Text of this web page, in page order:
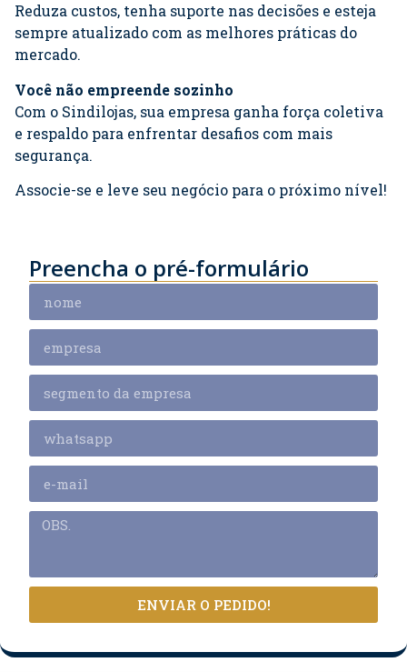
Reduza custos, tenha suporte nas decisões e esteja
sempre atualizado com as melhores práticas do
mercado.
Você não empreende sozinho
Com o Sindilojas, sua empresa ganha força coletiva
e respaldo para enfrentar desafios com mais
segurança.
Associe-se e leve seu negócio para o próximo nível!
Preencha o pré-formulário
ENVIAR O PEDIDO!